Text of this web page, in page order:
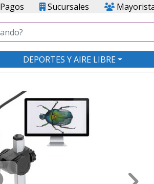
Pagos Sucursales
DEPORTES Y AIRE LIBRE